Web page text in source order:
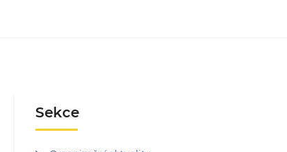
Sekce